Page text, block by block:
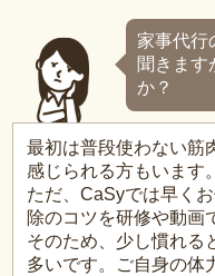
家事代行
聞きます
か？
最初は普段使わない筋
感じられる方もいます。
ただ、CaSyでは早く
除のコツを研修や動画
そのため、少し慣れる
多いです。ご自身の体